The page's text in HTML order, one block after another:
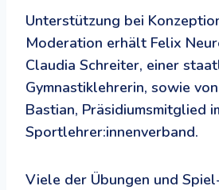
Unterstützung bei
Moderation erhält Felix
Claudia Schreiter, einer
Gymnastiklehrerin, sowie
Bastian, Präsidiumsmitglied
Sportlehrer:innenverband.
Viele der Übungen und